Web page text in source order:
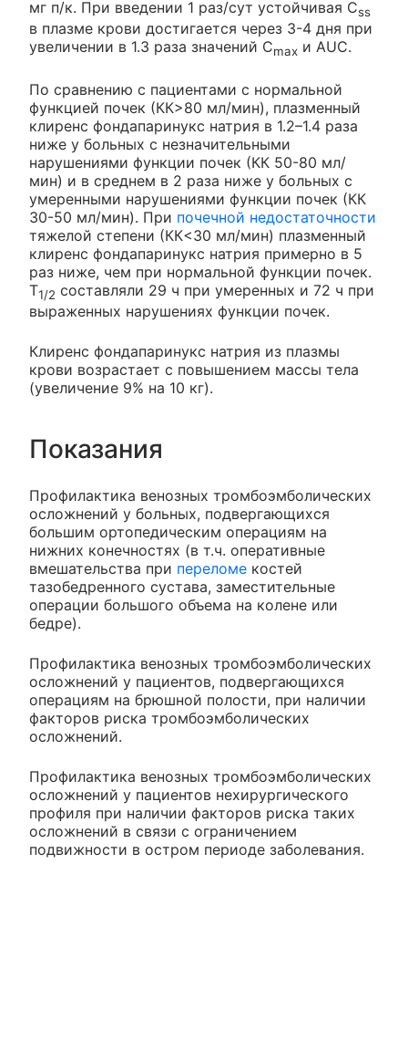
мг п/к. При введении 1 раз/сут устойчивая Css
в плазме крови достигается через 3-4 дня при
увеличении в 1.3 раза значений Cmax и AUC.
По сравнению с пациентами с нормальной
функцией почек (КК>80 мл/мин), плазменный
клиренс фондапаринукс натрия в 1.2–1.4 раза
ниже у больных с незначительными
нарушениями функции почек (КК 50-80 мл/
мин) и в среднем в 2 раза ниже у больных с
умеренными нарушениями функции почек (КК
30-50 мл/мин). При почечной недостаточности
тяжелой степени (КК<30 мл/мин) плазменный
клиренс фондапаринукс натрия примерно в 5
раз ниже, чем при нормальной функции почек.
T1/2 составляли 29 ч при умеренных и 72 ч при
выраженных нарушениях функции почек.
Клиренс фондапаринукс натрия из плазмы
крови возрастает с повышением массы тела
(увеличение 9% на 10 кг).
Показания
Профилактика венозных тромбоэмболических
осложнений у больных, подвергающихся
большим ортопедическим операциям на
нижних конечностях (в т.ч. оперативные
вмешательства при переломе костей
тазобедренного сустава, заместительные
операции большого объема на колене или
бедре).
Профилактика венозных тромбоэмболических
осложнений у пациентов, подвергающихся
операциям на брюшной полости, при наличии
факторов риска тромбоэмболических
осложнений.
Профилактика венозных тромбоэмболических
осложнений у пациентов нехирургического
профиля при наличии факторов риска таких
осложнений в связи с ограничением
подвижности в остром периоде заболевания.